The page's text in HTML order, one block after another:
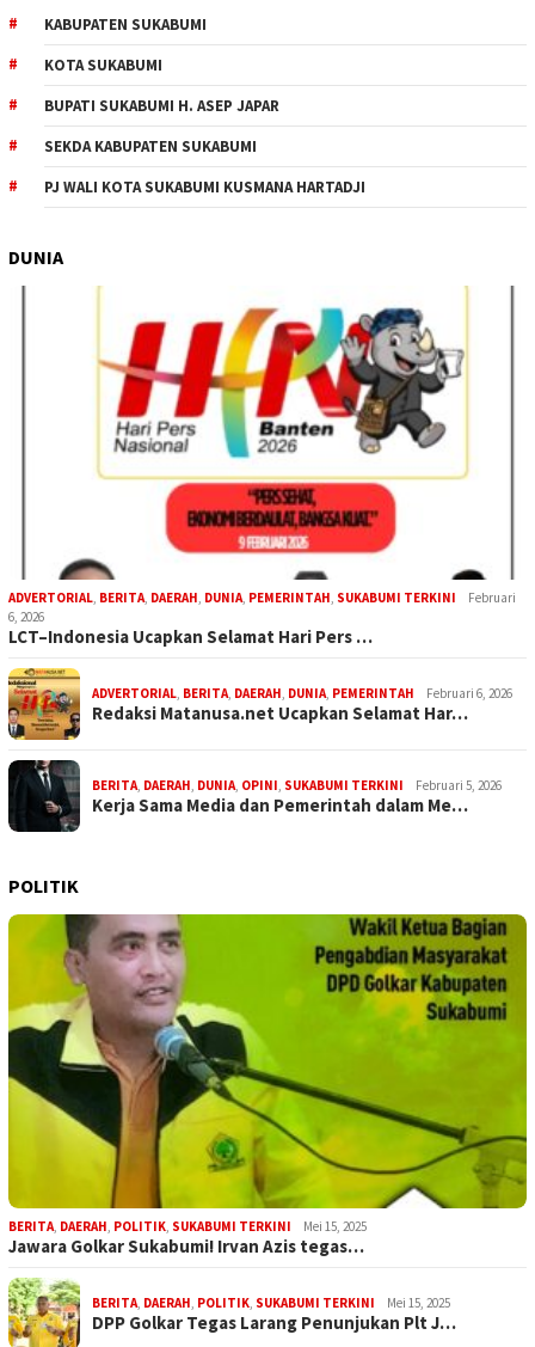
KABUPATEN SUKABUMI
KOTA SUKABUMI
BUPATI SUKABUMI H. ASEP JAPAR
SEKDA KABUPATEN SUKABUMI
PJ WALI KOTA SUKABUMI KUSMANA HARTADJI
DUNIA
ADVERTORIAL, BERITA, DAERAH, DUNIA, PEMERINTAH, SUKABUMI TERKINI
Februari
6, 2026
LCT–Indonesia Ucapkan Selamat Hari Pers …
ADVERTORIAL, BERITA, DAERAH, DUNIA, PEMERINTAH Februari 6, 2026
Redaksi Matanusa.net Ucapkan Selamat Har…
BERITA, DAERAH, DUNIA, OPINI, SUKABUMI TERKINI Februari 5, 2026
Kerja Sama Media dan Pemerintah dalam Me…
POLITIK
BERITA, DAERAH, POLITIK, SUKABUMI TERKINI Mei 15, 2025
Jawara Golkar Sukabumi! Irvan Azis tegas…
BERITA, DAERAH, POLITIK, SUKABUMI TERKINI Mei 15, 2025
DPP Golkar Tegas Larang Penunjukan Plt J…